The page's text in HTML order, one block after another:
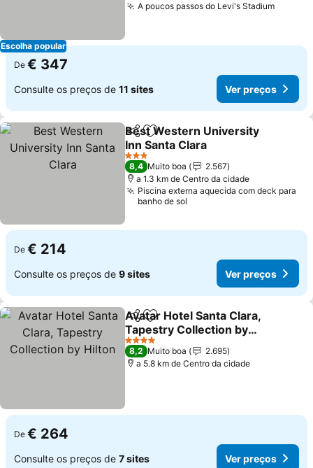
Escolha popular
A poucos passos do Levi's StadiumVer
De € 347
Consulte os preços de 11 sites Ver preços
PartilharAdicionar aos favoritos
Best Western University
Inn Santa Clara
Ver preços
3 Estrelas
8,4 Muito boa
2.567
a 1.3 km de Centro da cidade
Piscina externa aquecida com deck para
banho de sol
De € 214
Consulte os preços de 9 sites Ver preços
PartilharAdicionar aos favoritos
Avatar Hotel Santa Clara,
Tapestry Collection by
Hilton
Ver preços
4 Estrelas
8,2 Muito boa
2.695
a 5.8 km de Centro da cidade
De € 264
Consulte os preços de 7 sites Ver preços